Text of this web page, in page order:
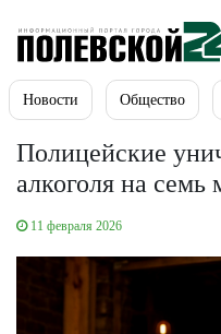
Новости Общество
Полицейские
алкоголя на
11 февраля 2026